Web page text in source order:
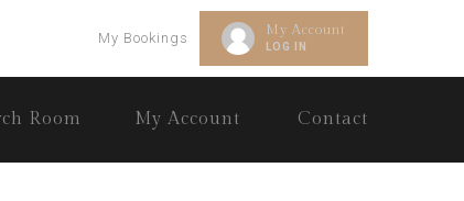
My Account
LOG IN
My Bookings
Room My Account Contact